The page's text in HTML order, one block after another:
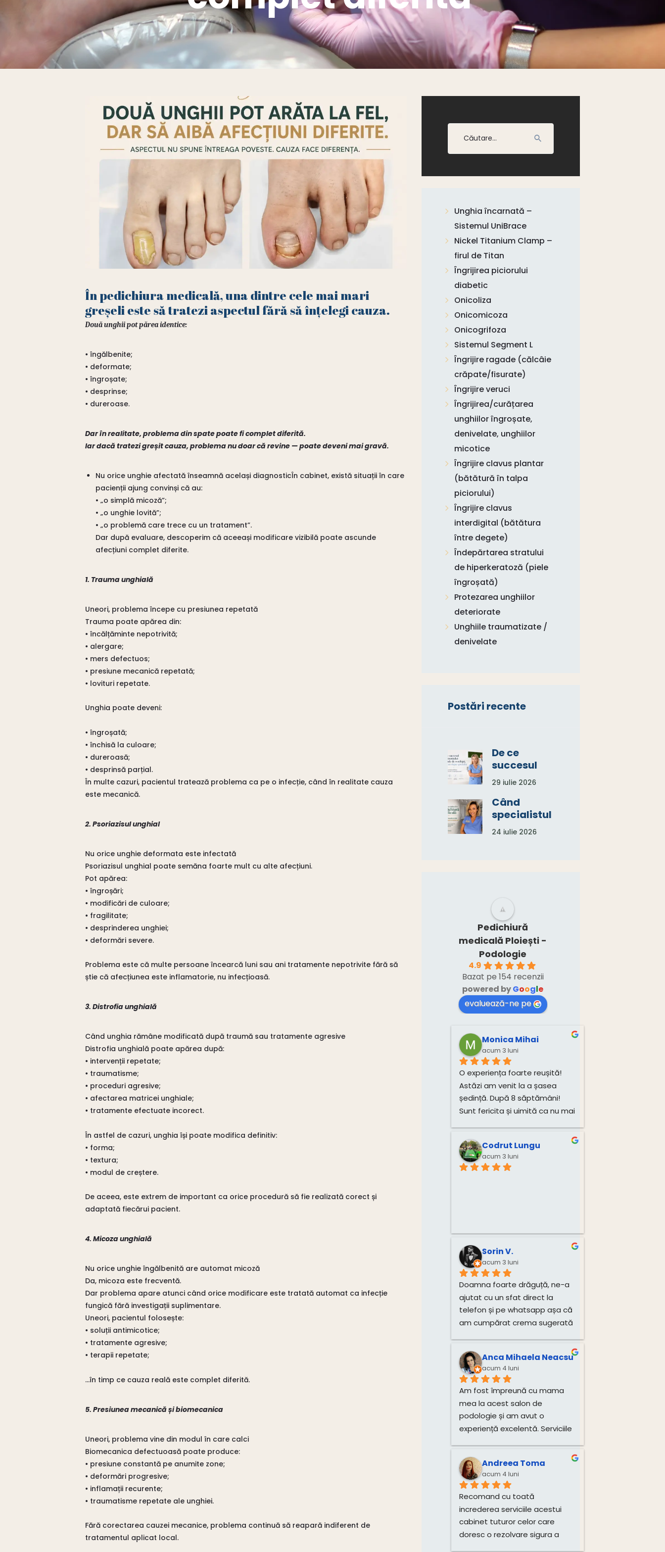
În pedichiura medicală, una dintre cele mai mari
greșeli este să tratezi aspectul fără să înțelegi cauza.
Două unghii pot părea identice:
• îngălbenite;
• deformate;
• îngroșate;
• desprinse;
• dureroase.
Dar în realitate, problema din spate poate fi complet diferită.
Iar dacă tratezi greșit cauza, problema nu doar că revine — poate deveni mai gravă.
Nu orice unghie afectată înseamnă același diagnosticÎn cabinet, există situații în care
pacienții ajung convinși că au:
• „o simplă micoză”;
• „o unghie lovită”;
• „o problemă care trece cu un tratament”.
Dar după evaluare, descoperim că aceeași modificare vizibilă poate ascunde
afecțiuni complet diferite.
1. Trauma unghială
Uneori, problema începe cu presiunea repetată
Trauma poate apărea din:
• încălțăminte nepotrivită;
• alergare;
• mers defectuos;
• presiune mecanică repetată;
• lovituri repetate.
Unghia poate deveni:
• îngroșată;
• închisă la culoare;
• dureroasă;
• desprinsă parțial.
În multe cazuri, pacientul tratează problema ca pe o infecție, când în realitate cauza
este mecanică.
2. Psoriazisul unghial
Nu orice unghie deformata este infectată
Psoriazisul unghial poate semăna foarte mult cu alte afecțiuni.
Pot apărea:
• îngroșări;
• modificări de culoare;
• fragilitate;
• desprinderea unghiei;
• deformări severe.
Problema este că multe persoane încearcă luni sau ani tratamente nepotrivite fără să
știe că afecțiunea este inflamatorie, nu infecțioasă.
3. Distrofia unghială
Când unghia rămâne modificată după traumă sau tratamente agresive
Distrofia unghială poate apărea după:
• intervenții repetate;
• traumatisme;
• proceduri agresive;
• afectarea matricei unghiale;
• tratamente efectuate incorect.
În astfel de cazuri, unghia își poate modifica definitiv:
• forma;
• textura;
• modul de creștere.
De aceea, este extrem de important ca orice procedură să fie realizată corect și
adaptată fiecărui pacient.
4. Micoza unghială
Nu orice unghie îngălbenită are automat micoză
Da, micoza este frecventă.
Dar problema apare atunci când orice modificare este tratată automat ca infecție
fungică fără investigații suplimentare.
Uneori, pacientul folosește:
• soluții antimicotice;
• tratamente agresive;
• terapii repetate;
…în timp ce cauza reală este complet diferită.
5. Presiunea mecanică și biomecanica
Uneori, problema vine din modul în care calci
Biomecanica defectuoasă poate produce:
• presiune constantă pe anumite zone;
• deformări progresive;
• inflamații recurente;
• traumatisme repetate ale unghiei.
Fără corectarea cauzei mecanice, problema continuă să reapară indiferent de
tratamentul aplicat local.
după:
Unghia încarnată –
Sistemul UniBrace
Nickel Titanium Clamp –
firul de Titan
Îngrijirea piciorului
diabetic
Onicoliza
Onicomicoza
Onicogrifoza
Sistemul Segment L
Îngrijire ragade (călcâie
crăpate/fisurate)
Îngrijire veruci
Îngrijirea/curățarea
unghiilor îngroșate,
denivelate, unghiilor
micotice
Îngrijire clavus plantar
(bătătură în talpa
piciorului)
Îngrijire clavus
interdigital (bătătura
între degete)
Îndepărtarea stratului
de hiperkeratoză (piele
îngroșată)
Protezarea unghiilor
deteriorate
Unghiile traumatizate /
denivelate
Postări recente
De ce
succesul
tratamentu
lui depinde
de o
echipă, nu
de un
singur
29 iulie 2026
Când
specialistul
în
medical.”
24 iulie 2026
Pedichiură
medicală Ploiești -
Podologie
4.9
Bazat pe 154 recenzii
powered byGoogle
evaluează-ne pe
Monica Mihai
acum 3 luni
O experiența foarte reușită!
Astăzi am venit la a șasea
ședință. După 8 săptămâni!
Sunt fericita și uimită ca nu mai
Codrut Lungu
acum 3 luni
Sorin V.
acum 3 luni
Doamna foarte drăguță, ne-a
ajutat cu un sfat direct la
telefon și pe whatsapp așa că
am cumpărat crema sugerată
Anca Mihaela Neacsu
acum 4 luni
Am fost împreună cu mama
mea la acest salon de
podologie și am avut o
experiență excelentă. Serviciile
impecabil, cu multă grijă și
profesionalism. Atmosfera
este plăcută, iar doamna este
deosebit de amabilă și
atentă.Recomand cu toată
încredere!
Andreea Toma
acum 4 luni
Recomand cu toată
increderea serviciile acestui
cabinet tuturor celor care
doresc o rezolvare sigura a